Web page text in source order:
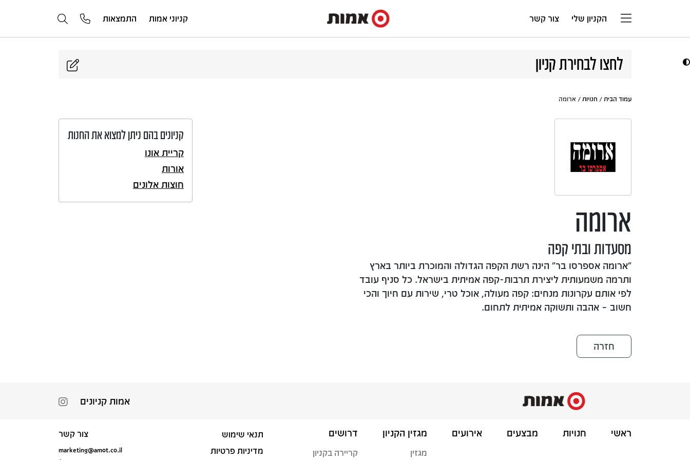
הקניון שלי צור קשר קניוני אמות התמצאות
לחצו לבחירת קניון
עמוד הבית / חנויות / ארומה
ארומה
מסעדות ובתי קפה
"ארומה אספרסו בר" הינה רשת הקפה הגדולה והמוכרת ביותר בארץ
ותרמה משמעותית ליצירת תרבות-קפה אמיתית בישראל. כל סניף עובד
לפי אותם עקרונות מנחים: קפה מעולה, אוכל טרי, שירות עם חיוך והכי
חשוב – אהבה ותשוקה אמיתית לתחום.
חזרה
קניונים בהם ניתן למצוא את החנות
קריית אונו
אורות
חוצות אלונים
אמות קניונים
ראשי חנויות מבצעים אירועים מגזין הקניון
מגזין
דרושים
קריירה בקניון
תנאי שימוש
מדיניות פרטיות
צור קשר
marketing@amot.co.il